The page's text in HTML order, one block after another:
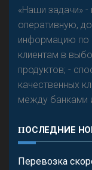
«Наши задачи»
оперативную,
информацию по
клиентам в
продуктов; -
качественных
между банками
ПОСЛЕДНИЕ
Перевозка